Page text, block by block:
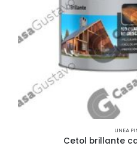
LINEA
Cetol brillante